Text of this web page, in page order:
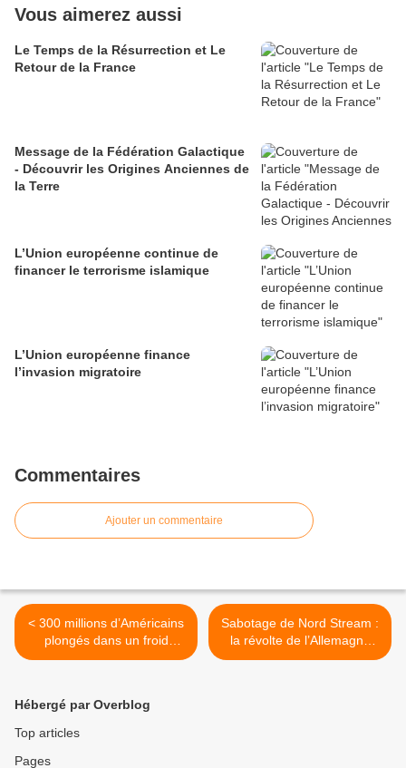
Vous aimerez aussi
Le Temps de la Résurrection et Le
Retour de la France
Message de la Fédération Galactique
- Découvrir les Origines Anciennes de
la Terre
L’Union européenne continue de
financer le terrorisme islamique
L’Union européenne finance
l’invasion migratoire
Commentaires
Ajouter un commentaire
< 300 millions d’Américains
plongés dans un froid
Arctique
Sabotage de Nord Stream :
la révolte de l’Allemagne
contre l’Amérique >
Hébergé par Overblog
Top articles
Pages